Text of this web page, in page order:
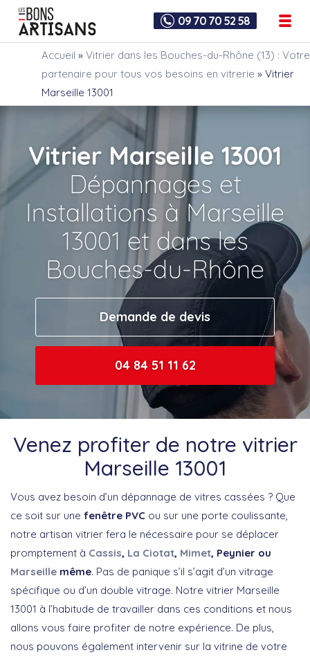
09 70 70 52 58
Accueil » Vitrier dans les Bouches-du-Rhône (13) : Votre
partenaire pour tous vos besoins en vitrerie » Vitrier
Marseille 13001
Vitrier Marseille 13001
Dépannages et
Installations à Marseille
13001 et dans les
Bouches-du-Rhône
Demande de devis
04 84 51 11 62
Venez profiter de notre vitrier
Marseille 13001
Vous avez besoin d’un dépannage de vitres cassées ? Que
ce soit sur une fenêtre PVC ou sur une porte coulissante,
notre artisan vitrier fera le nécessaire pour se déplacer
promptement à Cassis, La Ciotat, Mimet, Peynier ou
Marseille même. Pas de panique s’il s’agit d’un vitrage
spécifique ou d’un double vitrage. Notre vitrier Marseille
13001 à l’habitude de travailler dans ces conditions et nous
allons vous faire profiter de notre expérience. De plus,
nous pouvons également intervenir sur la vitrine de votre